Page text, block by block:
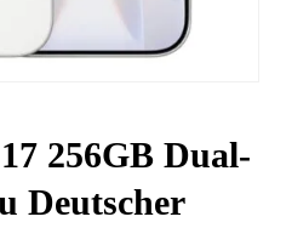
256GB Dual-
Deutscher